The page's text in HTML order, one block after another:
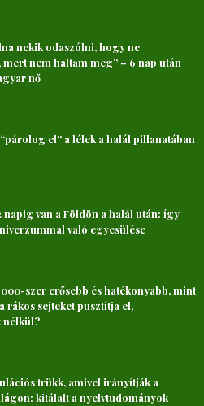
nekik odaszólni, hogy ne
mert nem haltam meg” – 6 nap után
nő
el” a lélek a halál pillanatában
napig van a Földön a halál után: így
való egyesülése
szer erősebb és hatékonyabb, mint
rákos sejteket pusztítja el,
nélkül?
trükk, amivel irányítják a
kitálalt a nyelvtudományok